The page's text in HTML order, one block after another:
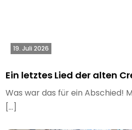
19. Juli 2026
Ein letztes Lied der alten
Was war das für ein Abschied!
[…]